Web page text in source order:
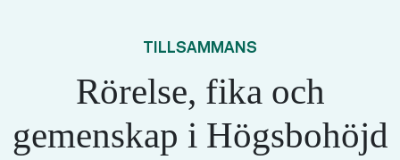
hyra
Så här
TILLSAMMANS
Rörelse, fika och
gemenskap i Högsbohöjd